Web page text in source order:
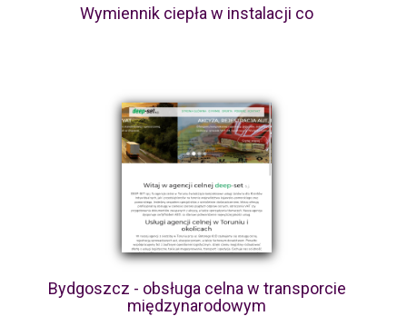
Wymiennik ciepła w instalacji co
Bydgoszcz - obsługa celna w transporcie
międzynarodowym